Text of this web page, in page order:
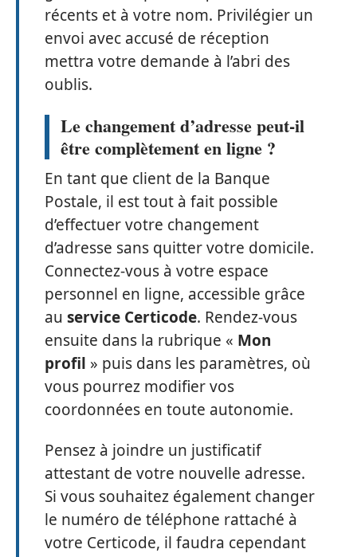
récents et à votre nom. Privilégier un
envoi avec accusé de réception
mettra votre demande à l’abri des
oublis.
Le changement d’adresse peut-il
être complètement en ligne ?
En tant que client de la Banque
Postale, il est tout à fait possible
d’effectuer votre changement
d’adresse sans quitter votre domicile.
Connectez-vous à votre espace
personnel en ligne, accessible grâce
au service Certicode. Rendez-vous
ensuite dans la rubrique « Mon
profil » puis dans les paramètres, où
vous pourrez modifier vos
coordonnées en toute autonomie.
Pensez à joindre un justificatif
attestant de votre nouvelle adresse.
Si vous souhaitez également changer
le numéro de téléphone rattaché à
votre Certicode, il faudra cependant